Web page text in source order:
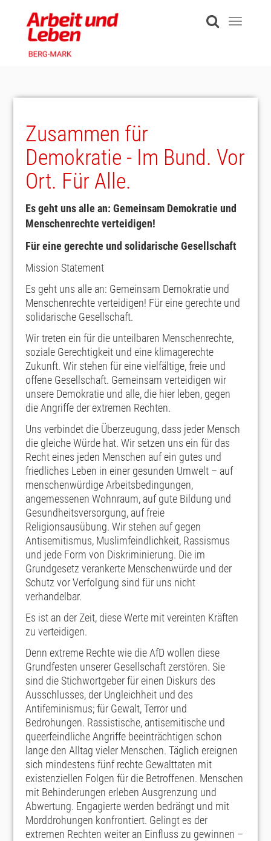
content
Toggle
Zusammen für
Demokratie - Im Bund. Vor
Ort. Für Alle.
Es geht uns alle an: Gemeinsam Demokratie und
Menschenrechte verteidigen!
Für eine gerechte und solidarische Gesellschaft
Mission Statement
Es geht uns alle an: Gemeinsam Demokratie und
Menschenrechte verteidigen! Für eine gerechte und
solidarische Gesellschaft.
Wir treten ein für die unteilbaren Menschenrechte,
soziale Gerechtigkeit und eine klimagerechte
Zukunft. Wir stehen für eine vielfältige, freie und
offene Gesellschaft. Gemeinsam verteidigen wir
unsere Demokratie und alle, die hier leben, gegen
die Angriffe der extremen Rechten.
Uns verbindet die Überzeugung, dass jeder Mensch
die gleiche Würde hat. Wir setzen uns ein für das
Recht eines jeden Menschen auf ein gutes und
friedliches Leben in einer gesunden Umwelt – auf
menschenwürdige Arbeitsbedingungen,
angemessenen Wohnraum, auf gute Bildung und
Gesundheitsversorgung, auf freie
Religionsausübung. Wir stehen auf gegen
Antisemitismus, Muslimfeindlichkeit, Rassismus
und jede Form von Diskriminierung. Die im
Grundgesetz verankerte Menschenwürde und der
Schutz vor Verfolgung sind für uns nicht
verhandelbar.
Es ist an der Zeit, diese Werte mit vereinten Kräften
zu verteidigen.
Denn extreme Rechte wie die AfD wollen diese
Grundfesten unserer Gesellschaft zerstören. Sie
sind die Stichwortgeber für einen Diskurs des
Ausschlusses, der Ungleichheit und des
Antifeminismus; für Gewalt, Terror und
Bedrohungen. Rassistische, antisemitische und
queerfeindliche Angriffe beeinträchtigen schon
lange den Alltag vieler Menschen. Täglich ereignen
sich mindestens fünf rechte Gewalttaten mit
existenziellen Folgen für die Betroffenen. Menschen
mit Behinderungen erleben Ausgrenzung und
Abwertung. Engagierte werden bedrängt und mit
Morddrohungen konfrontiert. Gelingt es der
extremen Rechten weiter an Einfluss zu gewinnen –